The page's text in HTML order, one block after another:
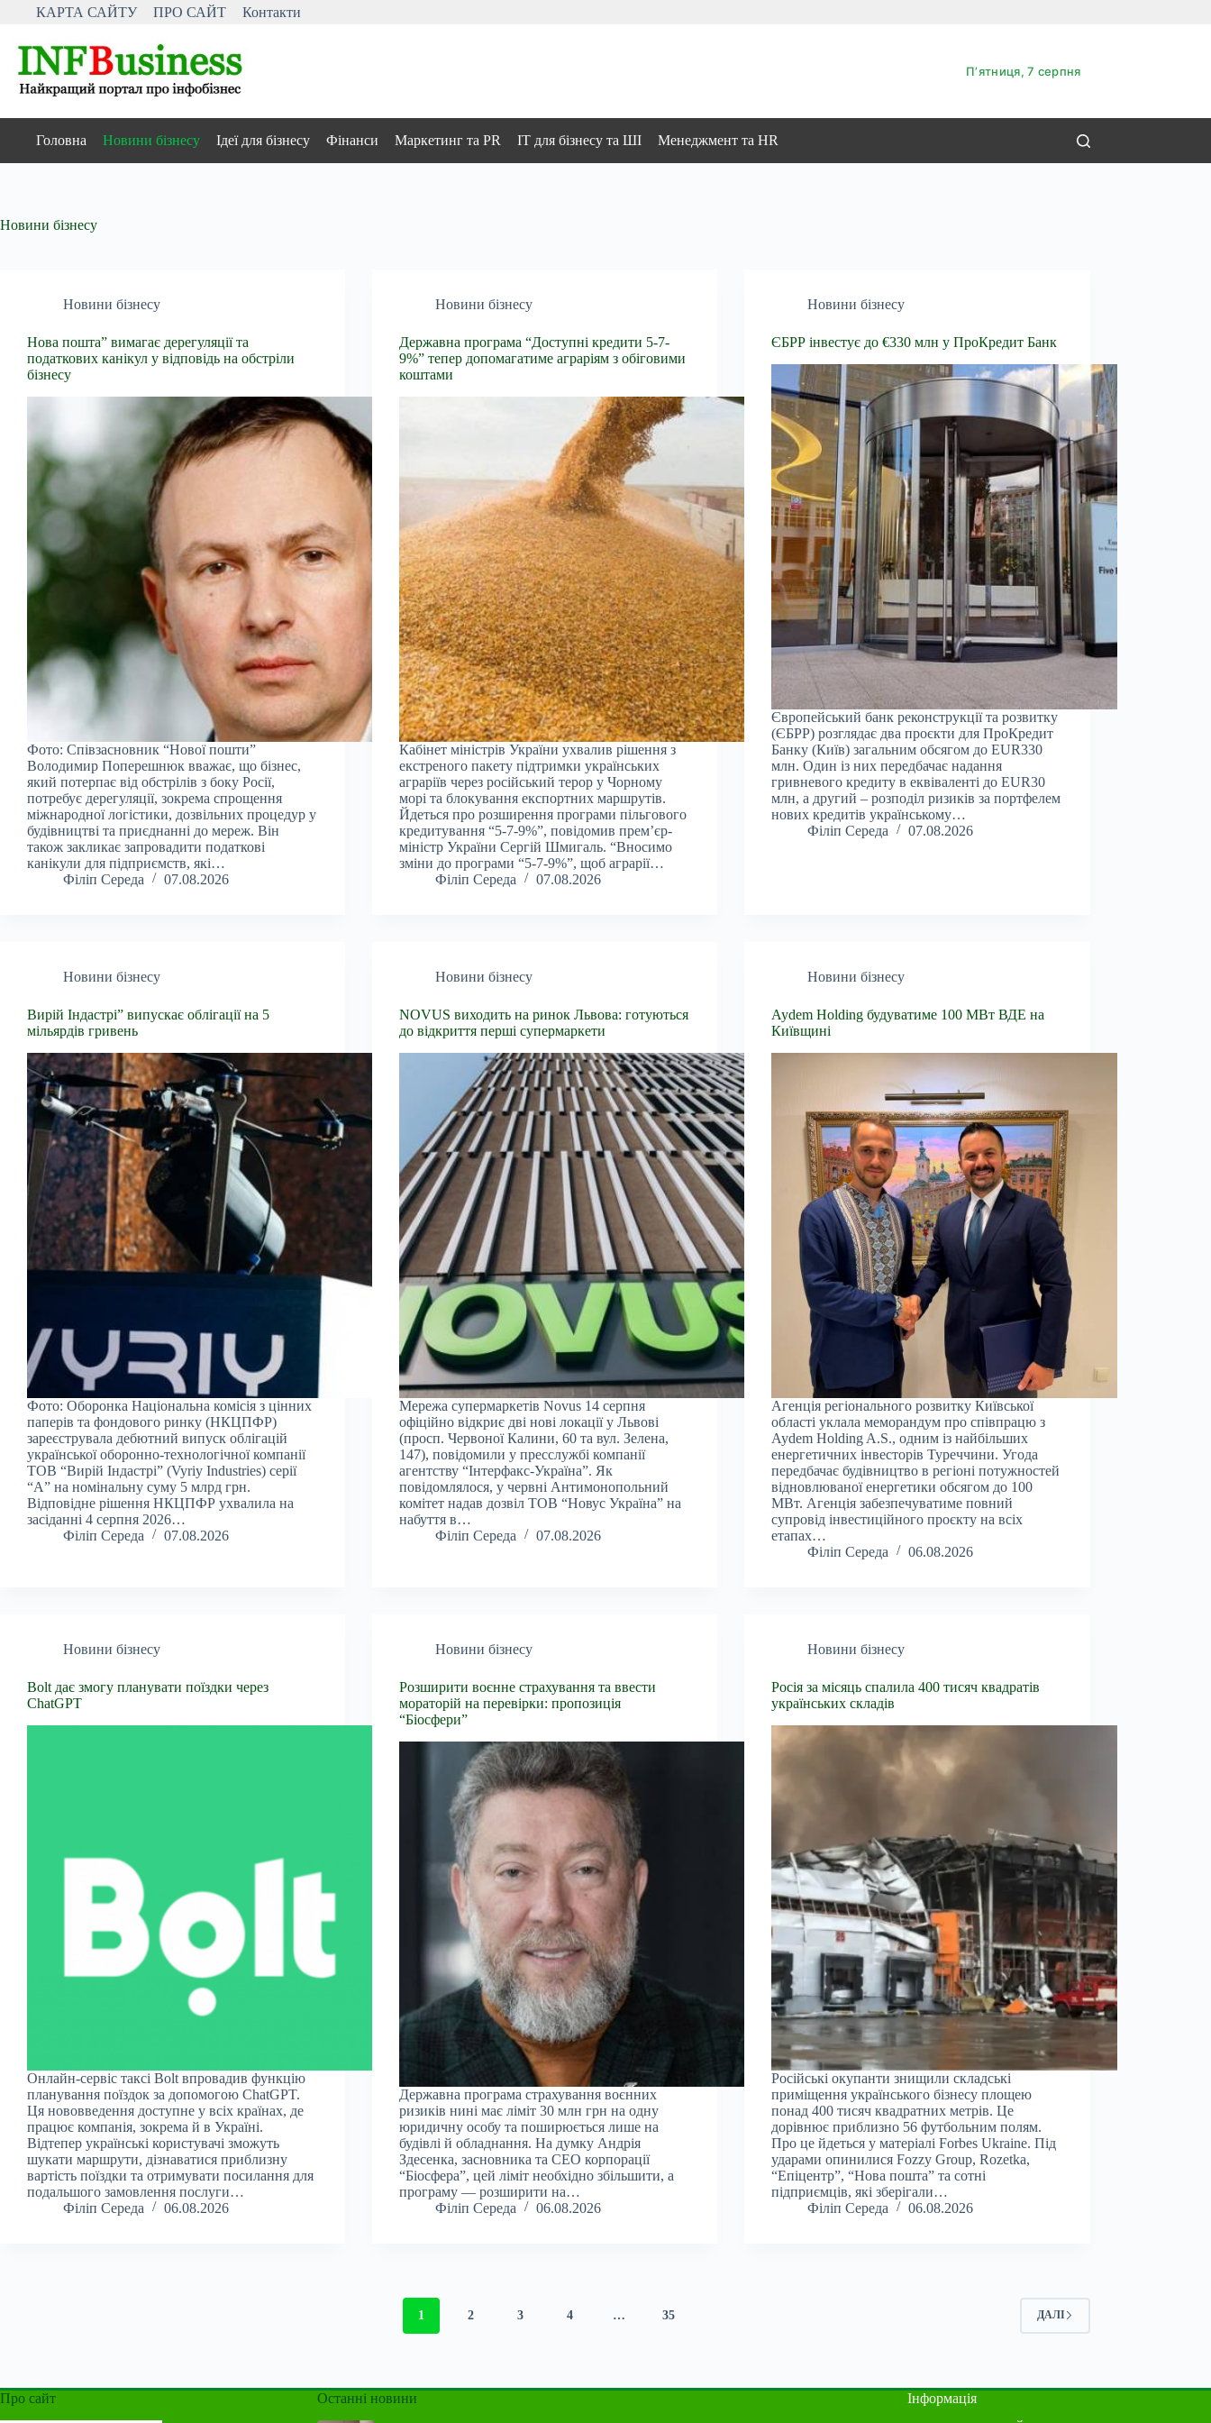
ПерейтиКАРТА САЙТУ ПРО САЙТ Контакти
Пʼятниця, 7 серпня
Головна Новини бізнесу Ідеї для бізнесу Фінанси Маркетинг та PR IT для бізнесу та ШІ Менеджмент та HR
Новини бізнесу
Новини бізнесу
Нова пошта” вимагає дерегуляції та
податкових канікул у відповідь на обстріли
бізнесу
Фото: Співзасновник “Нової пошти”
Володимир Поперешнюк вважає, що бізнес,
який потерпає від обстрілів з боку Росії,
потребує дерегуляції, зокрема спрощення
міжнародної логістики, дозвільних процедур у
будівництві та приєднанні до мереж. Він
також закликає запровадити податкові
канікули для підприємств, які…
Філіп Середа
07.08.2026
Новини бізнесу
Державна програма “Доступні кредити 5-7-
9%” тепер допомагатиме аграріям з обіговими
коштами
Кабінет міністрів України ухвалив рішення з
екстреного пакету підтримки українських
аграріїв через російський терор у Чорному
морі та блокування експортних маршрутів.
Йдеться про розширення програми пільгового
кредитування “5-7-9%”, повідомив прем’єр-
міністр України Сергій Шмигаль. “Вносимо
зміни до програми “5-7-9%”, щоб аграрії…
Філіп Середа
07.08.2026
Новини бізнесу
ЄБРР інвестує до €330 млн у ПроКредит Банк
Європейський банк реконструкції та розвитку
(ЄБРР) розглядає два проєкти для ПроКредит
Банку (Київ) загальним обсягом до EUR330
млн. Один із них передбачає надання
гривневого кредиту в еквіваленті до EUR30
млн, а другий – розподіл ризиків за портфелем
нових кредитів українському…
Філіп Середа
07.08.2026
Новини бізнесу
Вирій Індастрі” випускає облігації на 5
мільярдів гривень
Фото: Оборонка Національна комісія з цінних
паперів та фондового ринку (НКЦПФР)
зареєструвала дебютний випуск облігацій
української оборонно-технологічної компанії
ТОВ “Вирій Індастрі” (Vyriy Industries) серії
“А” на номінальну суму 5 млрд грн.
Відповідне рішення НКЦПФР ухвалила на
засіданні 4 серпня 2026…
Філіп Середа
07.08.2026
Новини бізнесу
NOVUS виходить на ринок Львова: готуються
до відкриття перші супермаркети
Мережа супермаркетів Novus 14 серпня
офіційно відкриє дві нові локації у Львові
(просп. Червоної Калини, 60 та вул. Зелена,
147), повідомили у пресслужбі компанії
агентству “Інтерфакс-Україна”. Як
повідомлялося, у червні Антимонопольний
комітет надав дозвіл ТОВ “Новус Україна” на
набуття в…
Філіп Середа
07.08.2026
Новини бізнесу
Aydem Holding будуватиме 100 МВт ВДЕ на
Київщині
Агенція регіонального розвитку Київської
області уклала меморандум про співпрацю з
Aydem Holding A.S., одним із найбільших
енергетичних інвесторів Туреччини. Угода
передбачає будівництво в регіоні потужностей
відновлюваної енергетики обсягом до 100
МВт. Агенція забезпечуватиме повний
супровід інвестиційного проєкту на всіх
етапах…
Філіп Середа
06.08.2026
Новини бізнесу
Bolt дає змогу планувати поїздки через
ChatGPT
Онлайн-сервіс таксі Bolt впровадив функцію
планування поїздок за допомогою ChatGPT.
Ця нововведення доступне у всіх країнах, де
працює компанія, зокрема й в Україні.
Відтепер українські користувачі зможуть
шукати маршрути, дізнаватися приблизну
вартість поїздки та отримувати посилання для
подальшого замовлення послуги…
Філіп Середа
06.08.2026
Новини бізнесу
Розширити воєнне страхування та ввести
мораторій на перевірки: пропозиція
“Біосфери”
Державна програма страхування воєнних
ризиків нині має ліміт 30 млн грн на одну
юридичну особу та поширюється лише на
будівлі й обладнання. На думку Андрія
Здесенка, засновника та CEO корпорації
“Біосфера”, цей ліміт необхідно збільшити, а
програму — розширити на…
Філіп Середа
06.08.2026
Новини бізнесу
Росія за місяць спалила 400 тисяч квадратів
українських складів
Російські окупанти знищили складські
приміщення українського бізнесу площею
понад 400 тисяч квадратних метрів. Це
дорівнює приблизно 56 футбольним полям.
Про це йдеться у матеріалі Forbes Ukraine. Під
ударами опинилися Fozzy Group, Rozetka,
“Епіцентр”, “Нова пошта” та сотні
підприємців, які зберігали…
Філіп Середа
06.08.2026
1 2 3 4 … 35 ДАЛІ
Про сайт Останні новини
Інформація